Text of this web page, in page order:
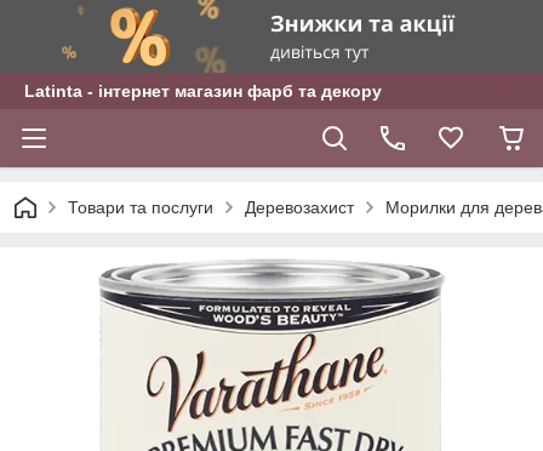
Latinta - інтернет магазин фарб та декору
Товари та послуги Деревозахист Морилки для